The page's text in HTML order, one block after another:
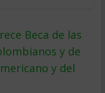
Beca de las
y de
y del